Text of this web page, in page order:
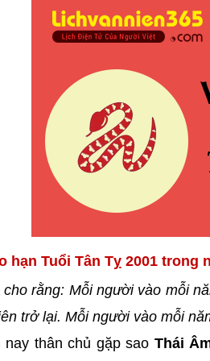
hạn Tuổi Tân Tỵ 2001 trong
rằng: Mỗi người vào mỗi
trở lại. Mỗi người vào mỗi
nay thân chủ gặp sao Thái